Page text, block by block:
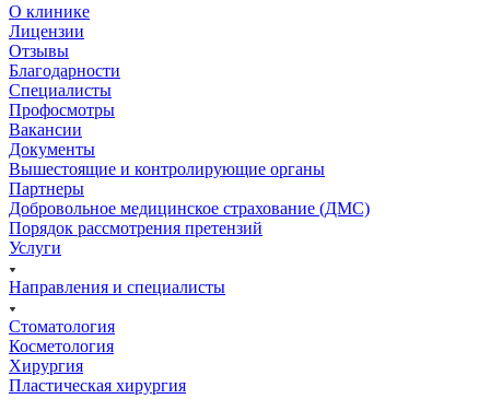
О клинике
Лицензии
Отзывы
Благодарности
Специалисты
Профосмотры
Вакансии
Документы
Вышестоящие и контролирующие органы
Партнеры
Добровольное медицинское страхование (ДМС)
Порядок рассмотрения претензий
Услуги
Направления и специалисты
Стоматология
Косметология
Хирургия
Пластическая хирургия